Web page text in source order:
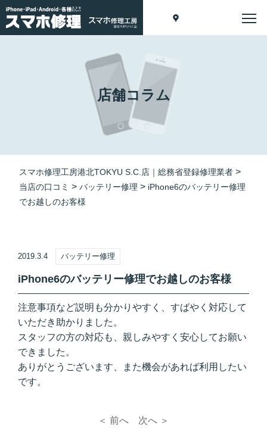
店舗コラム
スマホ修理工房港北TOKYU S.C.店｜総務省登録修理業者 >
当店の口コミ > バッテリー修理 > iPhone6のバッテリー修理
でお越しのお客様
2019.3.4 バッテリー修理
iPhone6のバッテリー修理でお越しのお客様
注意事項など説明も分かりやすく、すばやく対応して
いただき助かりました。
スタッフの方の対応も、親しみやすく安心してお願い
できました。
ありがとうございます、また機会があれば利用したい
です。
＜ 前へ 次へ ＞